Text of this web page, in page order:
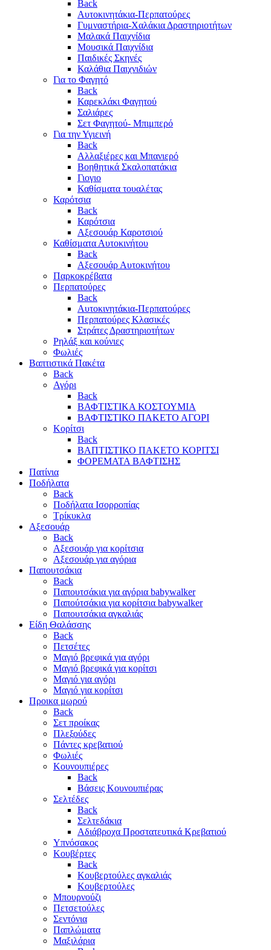
Back
Αυτοκινητάκια-Περπατούρες
Γυμναστήρια-Χαλάκια Δραστηριοτήτων
Μαλακά Παιχνίδια
Μουσικά Παιχνίδια
Παιδικές Σκηνές
Καλάθια Παιχνιδιών
Για το Φαγητό
Back
Καρεκλάκι Φαγητού
Σαλιάρες
Σετ Φαγητού- Μπιμπερό
Για την Υγιεινή
Back
Αλλαξιέρες και Μπανιερό
Βοηθητικά Σκαλοπατάκια
Γιογιο
Καθίσματα τουαλέτας
Καρότσια
Back
Καρότσια
Αξεσουάρ Καροτσιού
Καθίσματα Αυτοκινήτου
Back
Αξεσουάρ Αυτοκινήτου
Παρκοκρέβατα
Περπατούρες
Back
Αυτοκινητάκια-Περπατούρες
Περπατούρες Κλασικές
Στράτες Δραστηριοτήτων
Ρηλάξ και κούνιες
Φωλιές
Βαπτιστικά Πακέτα
Back
Αγόρι
Back
ΒΑΦΤΙΣΤΙΚΑ ΚΟΣΤΟΥΜΙΑ
ΒΑΦΤΙΣΤΙΚΟ ΠΑΚΕΤΟ ΑΓΟΡΙ
Κορίτσι
Back
ΒΑΠΤΙΣΤΙΚΟ ΠΑΚΕΤΟ ΚΟΡΙΤΣΙ
ΦΟΡΕΜΑΤΑ ΒΑΦΤΙΣΗΣ
Πατίνια
Ποδήλατα
Back
Ποδήλατα Ισορροπίας
Τρίκυκλα
Αξεσουάρ
Back
Αξεσουάρ για κορίτσια
Αξεσουάρ για αγόρια
Παπουτσάκια
Back
Παπουτσάκια για αγόρια babywalker
Παπούτσάκια για κορίτσια babywalker
Παπουτσάκια αγκαλιάς
Είδη Θαλάσσης
Back
Πετσέτες
Μαγιό βρεφικά για αγόρι
Μαγιό βρεφικά για κορίτσι
Μαγιό για αγόρι
Μαγιό για κορίτσι
Προικα μωρού
Back
Σετ προίκας
Πλεξούδες
Πάντες κρεβατιού
Φωλιές
Κουνουπιέρες
Back
Βάσεις Κουνουπιέρας
Σελτέδες
Back
Σελτεδάκια
Αδιάβροχα Προστατευτικά Κρεβατιού
Υπνόσακος
Κουβέρτες
Back
Κουβερτούλες αγκαλιάς
Κουβερτούλες
Μπουρνούζι
Πετσετούλες
Σεντόνια
Παπλώματα
Μαξιλάρια